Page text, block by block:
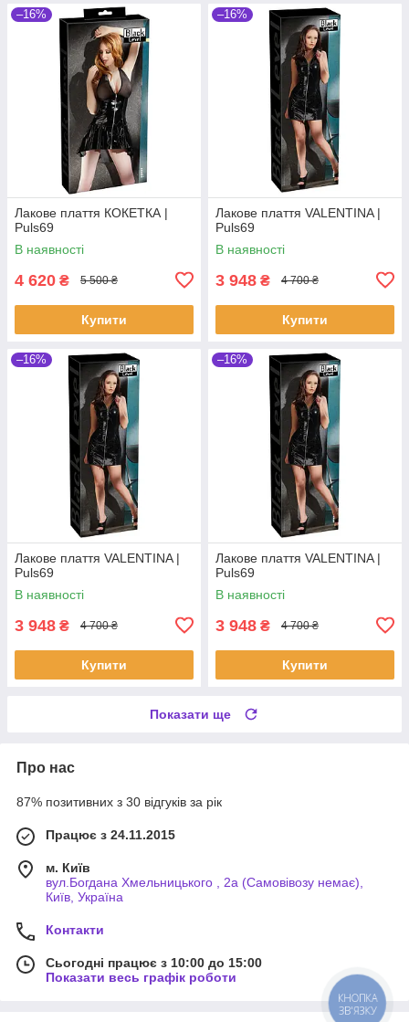
–16%
Лакове плаття КОКЕТКА |
Puls69
В наявності
4 620 ₴ 5 500 ₴
Купити
–16%
Лакове плаття VALENTINA |
Puls69
В наявності
3 948 ₴ 4 700 ₴
Купити
–16%
Лакове плаття VALENTINA |
Puls69
В наявності
3 948 ₴ 4 700 ₴
Купити
–16%
Лакове плаття VALENTINA |
Puls69
В наявності
3 948 ₴ 4 700 ₴
Купити
Показати ще
Про нас
87% позитивних з 30 відгуків за рік
Працює з 24.11.2015
м. Київ
вул.Богдана Хмельницького , 2а (Самовівозу немає),
Київ, Україна
Контакти
Сьогодні працює з 10:00 до 15:00
Показати весь графік роботи
КНОПКА
ЗВ'ЯЗКУ